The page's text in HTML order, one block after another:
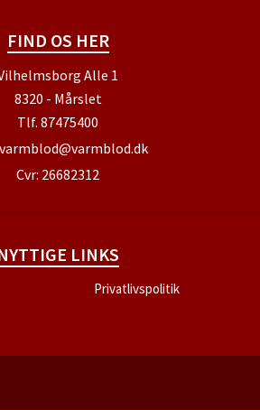
FIND OS HER
Alle 1
8320 - Mårslet
Tlf. 87475400
varmblod@varmblod.dk
Cvr: 26682312
LINKS
Privatlivspolitik